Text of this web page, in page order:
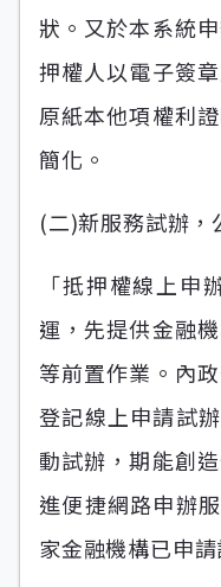
狀。又於本系統
押權人以電子簽
原紙本他項權利
簡化。
(二)新服務試辦，
「抵押權線上申
運，先提供金融
等前置作業。內
登記線上申請試
動試辦，期能創
進便捷網路申辦
家金融機構已申